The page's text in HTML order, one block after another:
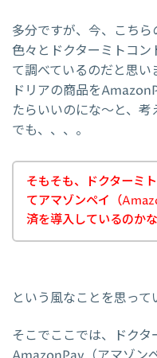
多分ですが、今、こち
色々とドクターミトコ
て調べているのだと思い
ドリアの商品を
たらいいのにな～と、
でも、、、。
そもそも、ドクターミ
てアマゾンペイ（
済を導入しているのか
という風なことを思って
そこでここでは、ドク